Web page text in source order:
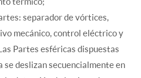
separador de vórtices,
mecánico, control eléctrico y
Partes esféricas dispuestas
deslizan secuencialmente en